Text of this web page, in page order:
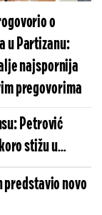
o
u Partizanu:
najspornija
pregovorima
Petrović
stižu u
predstavio novo